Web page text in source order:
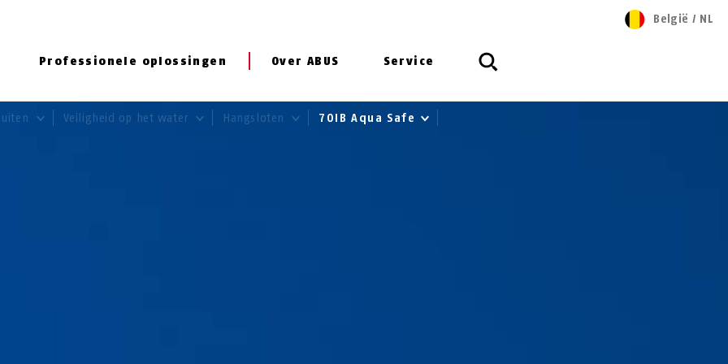
Professionele oplossingen Over ABUS Service
België / NL
Veiligheid op het water Hangsloten 70IB Aqua Safe